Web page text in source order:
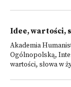
Idee, wartości,
Akademia
Ogólnopolską,
wartości, słowa w